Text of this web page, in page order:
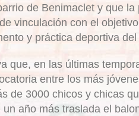
de Benimaclet y que la
vinculación con el
y práctica deportiva
que, en las últimas
entre los más
de 3000 chicos y chicas
año más traslada el